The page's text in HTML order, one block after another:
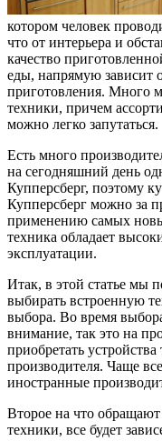
котором человек
что от интерьера и
качество
еды, напрямую зависит
приготовления. Много
техники, причем
можно легко запутаться.
Есть много
на сегодняшний день
Купперсберг, поэтому
Купперсберг можно за
применению самых
техника обладает
эксплуатации.
Итак, в этой статье мы
выбирать встроенную
выбора. Во время
внимание, так это на
приобретать
производителя. Чаще
иностранные
Второе на что
техники, все будет